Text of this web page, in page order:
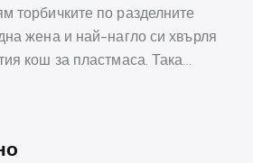
торбичките по разделните
жена и най-нагло си хвърля
кош за пластмаса. Така…